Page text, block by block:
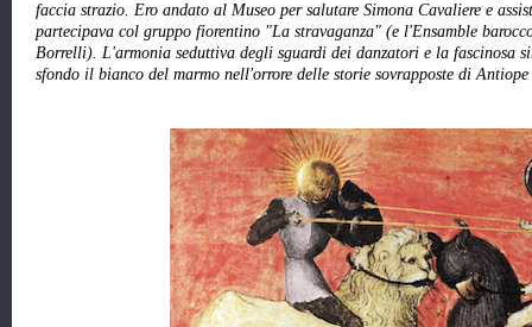
faccia strazio. Ero andato al Museo per salutare Simona Cavaliere e
partecipava col gruppo fiorentino "La stravaganza" (e l'Ensamble
Borrelli). L'armonia seduttiva degli sguardi dei danzatori e la fascinosa
sfondo il bianco del marmo nell'orrore delle storie sovrapposte di